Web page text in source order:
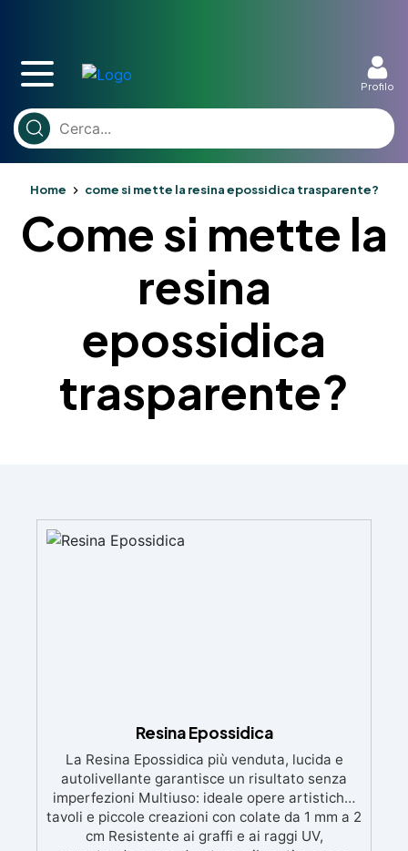
Profilo
Home come si mette la resina epossidica trasparente?
Come si mette la
resina
epossidica
trasparente?
Resina Epossidica
La Resina Epossidica più venduta, lucida e
autolivellante garantisce un risultato senza
imperfezioni Multiuso: ideale opere artistiche,
tavoli e piccole creazioni con colate da 1 mm a 2
cm Resistente ai graffi e ai raggi UV,